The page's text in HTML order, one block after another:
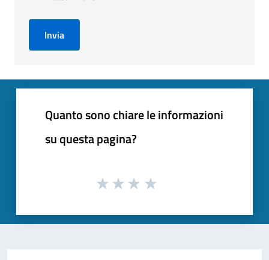
Invia
Quanto sono chiare le informazioni
su questa pagina?